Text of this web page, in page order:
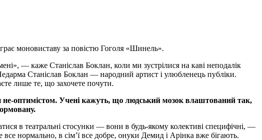
моновиставу за повістю Гоголя «Шинель».
— каже Станіслав Боклан, коли ми зустрілися на каві неподалік
Станіслав Боклан — народний артист і улюбленець публіки.
лише те, що захочете почути.
оптимістом. Учені кажуть, що людський мозок влаштований так,
в театральні стосунки — вони в будь-якому колективі специфічні, —
нормально, в сім’ї все добре, онуки Демид і Арінка вже бігають.